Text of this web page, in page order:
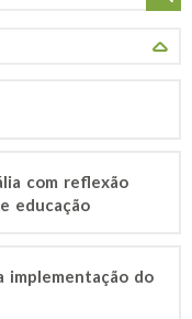
com reflexão
educação
implementação do